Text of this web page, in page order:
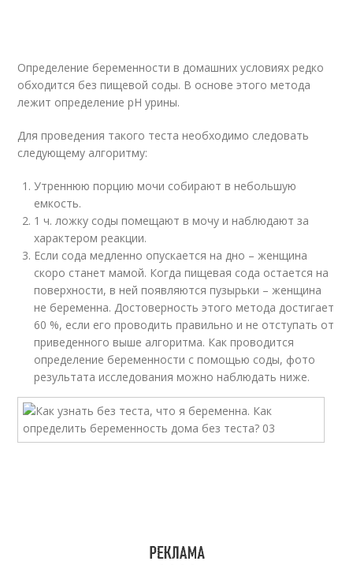
Определение беременности в домашних условиях редко
обходится без пищевой соды. В основе этого метода
лежит определение рН урины.
Для проведения такого теста необходимо следовать
следующему алгоритму:
Утреннюю порцию мочи собирают в небольшую
емкость.
1 ч. ложку соды помещают в мочу и наблюдают за
характером реакции.
Если сода медленно опускается на дно – женщина
скоро станет мамой. Когда пищевая сода остается на
поверхности, в ней появляются пузырьки – женщина
не беременна. Достоверность этого метода достигает
60 %, если его проводить правильно и не отступать от
приведенного выше алгоритма. Как проводится
определение беременности с помощью соды, фото
результата исследования можно наблюдать ниже.